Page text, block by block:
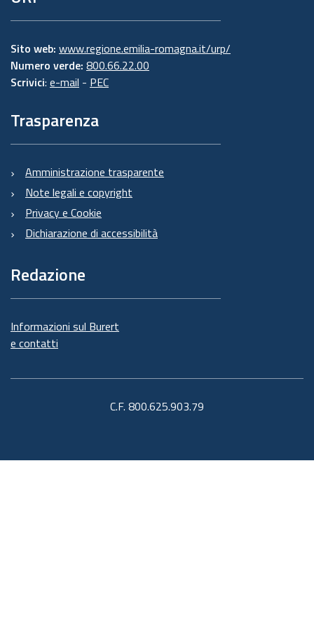
Sito web: www.regione.emilia-romagna.it/urp/
Numero verde: 800.66.22.00
Scrivici: e-mail - PEC
Trasparenza
Amministrazione trasparente
Note legali e copyright
Privacy e Cookie
Dichiarazione di accessibilità
Redazione
Informazioni sul Burert
e contatti
C.F. 800.625.903.79